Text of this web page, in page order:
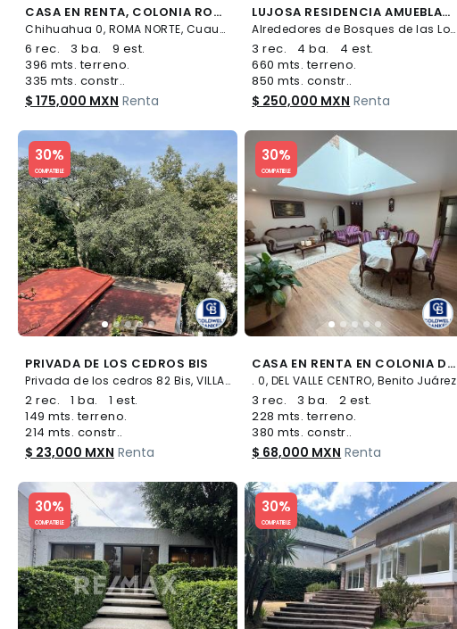
CASA EN RENTA, COLONIA ROMA NORTE
Chihuahua 0, ROMA NORTE, Cuauhtémoc
6 rec. 3 ba.
9 est.
396 mts. terreno.
335 mts. constr..
$ 175,000 MXN Renta
LUJOSA RESIDENCIA AMUEBLADA EN ZONA ESTRATÉGICA DE BOSQUES DE LAS LOMAS
Alrededores de Bosques de las Lomas, Cuajimalpa de Morelos
3 rec. 4 ba.
4 est.
660 mts. terreno.
850 mts. constr..
$ 250,000 MXN Renta
30%
COMPATIBLE
Slide 1 of 5
PRIVADA DE LOS CEDROS BIS
Privada de los cedros 82 Bis, VILLA VERDÚN, Álvaro Obregón
2 rec. 1 ba.
1 est.
149 mts. terreno.
214 mts. constr..
$ 23,000 MXN Renta
30%
COMPATIBLE
Slide 1 of 5
CASA EN RENTA EN COLONIA DEL VALLE CENTRO
. 0, DEL VALLE CENTRO, Benito Juárez
3 rec. 3 ba.
2 est.
228 mts. terreno.
380 mts. constr..
$ 68,000 MXN Renta
30%
COMPATIBLE
Slide 1 of 5
30%
COMPATIBLE
Slide 1 of 5